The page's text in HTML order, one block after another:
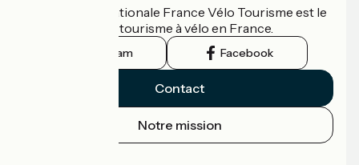
L'association nationale France Vélo Tourisme est le
guide officiel du tourisme à vélo en France.
Instagram Facebook
Contact
Notre mission